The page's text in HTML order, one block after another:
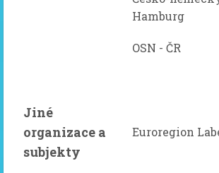
Hamburg
OSN - ČR
Jiné
organizace a
subjekty
Euroregion